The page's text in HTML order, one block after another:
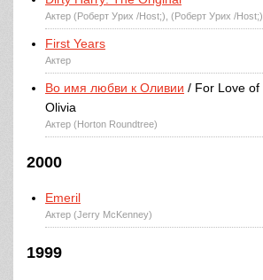
Актер (Роберт Урих /Host;), (Роберт Урих /Host;)
First Years
Актер
Во имя любви к Оливии / For Love of
Olivia
Актер (Horton Roundtree)
2000
Emeril
Актер (Jerry McKenney)
1999